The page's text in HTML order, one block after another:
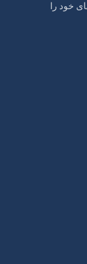
خود را